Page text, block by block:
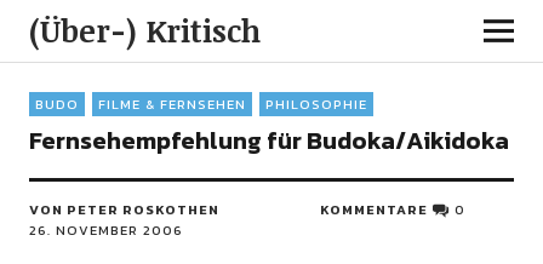
(Über-) Kritisch
BUDO FILME & FERNSEHEN PHILOSOPHIE
Fernsehempfehlung für Budoka/Aikidoka
VON PETER ROSKOTHEN
26. NOVEMBER 2006
KOMMENTARE 0